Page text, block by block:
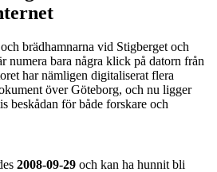
brädhamnarna vid Stigberget och
numera bara några klick på datorn från
har nämligen digitaliserat flera
över Göteborg, och nu ligger
beskådan för både forskare och
2008-09-29 och kan ha hunnit bli